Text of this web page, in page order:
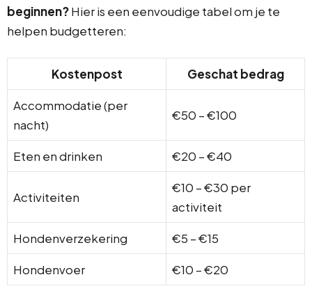
beginnen?Hier is een eenvoudige tabel om je te
helpen budgetteren:
Kostenpost Geschat bedrag
Accommodatie (per
nacht)
€50 – €100
Eten en drinken €20 – €40
Activiteiten
€10 – €30 per
activiteit
Hondenverzekering €5 – €15
Hondenvoer €10 – €20